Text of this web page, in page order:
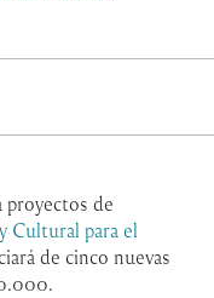
proyectos de
Cultural para el
de cinco nuevas